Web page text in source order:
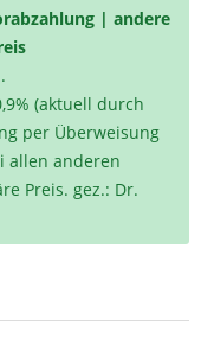
| andere
(aktuell durch
per Überweisung
allen anderen
Preis. gez.: Dr.